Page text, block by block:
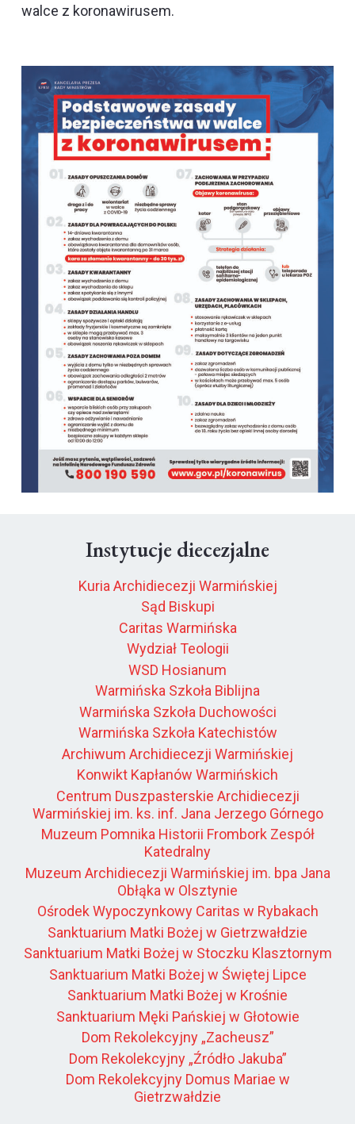
walce z koronawirusem.
Instytucje diecezjalne
Kuria Archidiecezji Warmińskiej
Sąd Biskupi
Caritas Warmińska
Wydział Teologii
WSD Hosianum
Warmińska Szkoła Biblijna
Warmińska Szkoła Duchowości
Warmińska Szkoła Katechistów
Archiwum Archidiecezji Warmińskiej
Konwikt Kapłanów Warmińskich
Centrum Duszpasterskie Archidiecezji
Warmińskiej im. ks. inf. Jana Jerzego Górnego
Muzeum Pomnika Historii Frombork Zespół
Katedralny
Muzeum Archidiecezji Warmińskiej im. bpa Jana
Obłąka w Olsztynie
Ośrodek Wypoczynkowy Caritas w Rybakach
Sanktuarium Matki Bożej w Gietrzwałdzie
Sanktuarium Matki Bożej w Stoczku Klasztornym
Sanktuarium Matki Bożej w Świętej Lipce
Sanktuarium Matki Bożej w Krośnie
Sanktuarium Męki Pańskiej w Głotowie
Dom Rekolekcyjny „Zacheusz”
Dom Rekolekcyjny „Źródło Jakuba”
Dom Rekolekcyjny Domus Mariae w
Gietrzwałdzie